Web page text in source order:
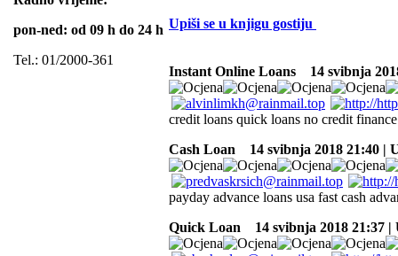
pon-ned: od 09 h do 24 h
Tel.: 01/2000-361
Upiši se u knjigu gostiju
Instant Online Loans 14 svibnja
credit loans quick loans no credit
Cash Loan
14 svibnja 2018 21:40 |
payday advance loans usa fast cash
Quick Loan
14 svibnja 2018 21:37 |